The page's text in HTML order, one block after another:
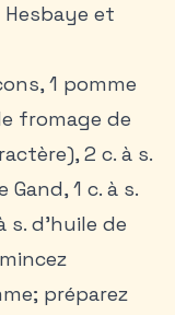
et
1 pomme
fromage de
2 c. à s.
1 c. à s.
s. d’huile de
préparez